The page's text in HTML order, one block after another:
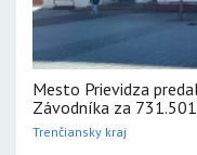
Mesto Prievidza
Závodníka za
Trenčiansky kraj